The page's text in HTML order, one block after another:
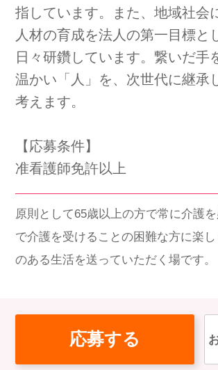
お知らせ 採用担当者様へ
指しています。また、地域社会
人材の育成を法人の第一目標と
日々研鑽しています。繋いだ手
温かい「人」を、次世代に継承
考えます。
【応募条件】
准看護師免許以上
原則として65歳以上の方で常に介護
で介護を受けることの困難な方に楽
のある生活を送っていただく場です。
応募する